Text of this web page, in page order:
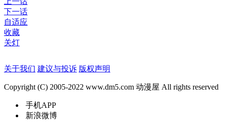
下一话
自适应
收藏
关灯
关于我们 建议与投诉 版权声明
Copyright (C) 2005-2022 www.dm5.com 动漫屋 All rights reserved
手机APP
新浪微博